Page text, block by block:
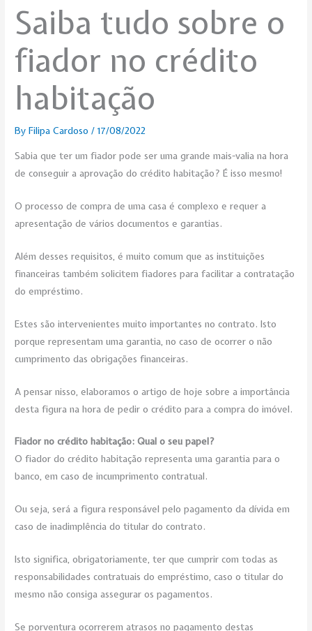
Saiba tudo sobre o
fiador no crédito
habitação
ByFilipa Cardoso/17/08/2022
Sabia que ter um fiador pode ser uma grande mais-valia na hora
de conseguir a aprovação do crédito habitação? É isso mesmo!
O processo de compra de uma casa é complexo e requer a
apresentação de vários documentos e garantias.
Além desses requisitos, é muito comum que as instituições
financeiras também solicitem fiadores para facilitar a contratação
do empréstimo.
Estes são intervenientes muito importantes no contrato. Isto
porque representam uma garantia, no caso de ocorrer o não
cumprimento das obrigações financeiras.
A pensar nisso, elaboramos o artigo de hoje sobre a importância
desta figura na hora de pedir o crédito para a compra do imóvel.
Fiador no crédito habitação: Qual o seu papel?
O fiador do crédito habitação representa uma garantia para o
banco, em caso de incumprimento contratual.
Ou seja, será a figura responsável pelo pagamento da dívida em
caso de inadimplência do titular do contrato.
Isto significa, obrigatoriamente, ter que cumprir com todas as
responsabilidades contratuais do empréstimo, caso o titular do
mesmo não consiga assegurar os pagamentos.
Se porventura ocorrerem atrasos no pagamento destas